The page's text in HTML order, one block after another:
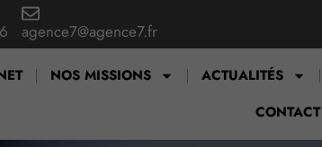
agence7@agence7.fr
NOS MISSIONS
ACTUALITÉS
CONTACT